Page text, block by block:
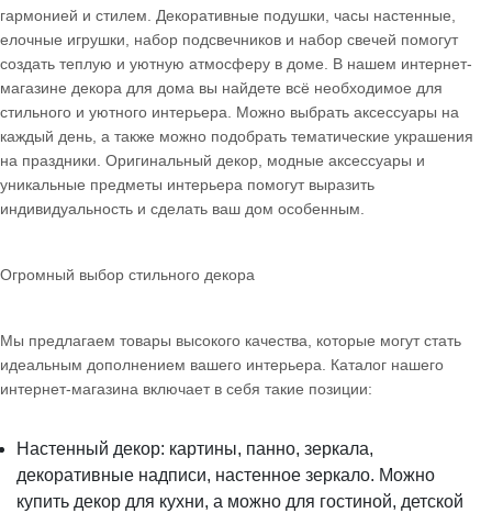
гармонией и стилем. Декоративные подушки, часы настенные,
елочные игрушки, набор подсвечников и набор свечей помогут
создать теплую и уютную атмосферу в доме. В нашем интернет-
магазине декора для дома вы найдете всё необходимое для
стильного и уютного интерьера. Можно выбрать аксессуары на
каждый день, а также можно подобрать тематические украшения
на праздники. Оригинальный декор, модные аксессуары и
уникальные предметы интерьера помогут выразить
индивидуальность и сделать ваш дом особенным.
Огромный выбор стильного декора
Мы предлагаем товары высокого качества, которые могут стать
идеальным дополнением вашего интерьера. Каталог нашего
интернет-магазина включает в себя такие позиции:
Настенный декор: картины, панно, зеркала,
декоративные надписи, настенное зеркало. Можно
купить декор для кухни, а можно для гостиной, детской